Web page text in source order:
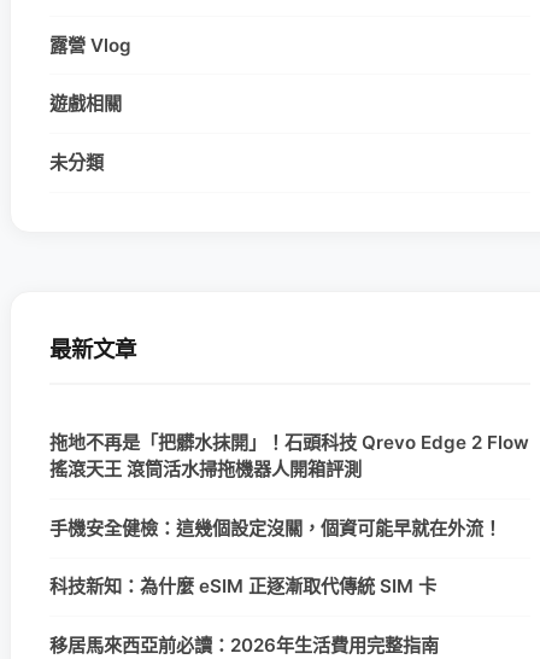
露營 Vlog
遊戲相關
未分類
最新文章
拖地不再是「把髒水抹開」！石頭科技 Qrevo Edge 2 Flow
搖滾天王 滾筒活水掃拖機器人開箱評測
手機安全健檢：這幾個設定沒關，個資可能早就在外流！
科技新知：為什麼 eSIM 正逐漸取代傳統 SIM 卡
移居馬來西亞前必讀：2026年生活費用完整指南